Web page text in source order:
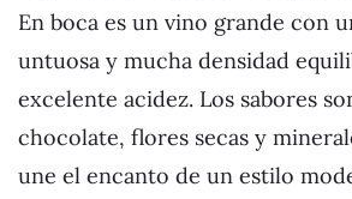
En boca es un vino grande con
untuosa y mucha densidad
excelente acidez. Los sabores
chocolate, flores secas y
une el encanto de un estilo